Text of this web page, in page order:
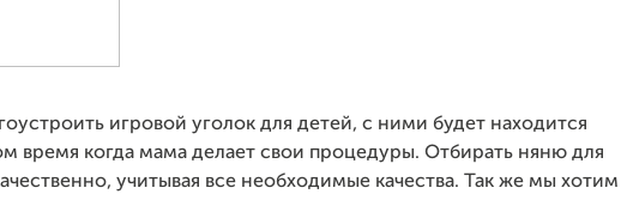
игровой уголок для детей, с ними будет находится
время когда мама делает свои процедуры. Отбирать няню для
учитывая все необходимые качества. Так же мы хотим